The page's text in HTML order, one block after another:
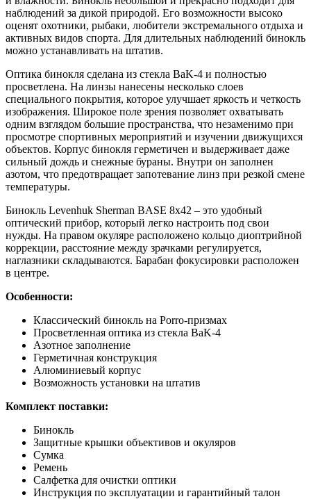
наблюдений за дикой природой. Его возможности высоко
оценят охотники, рыбаки, любители экстремального отдыха и
активных видов спорта. Для длительных наблюдений бинокль
можно устанавливать на штатив.
Оптика бинокля сделана из стекла BaK-4 и полностью
просветлена. На линзы нанесены несколько слоев
специального покрытия, которое улучшает яркость и четкость
изображения. Широкое поле зрения позволяет охватывать
одним взглядом большие пространства, что незаменимо при
просмотре спортивных мероприятий и изучении движущихся
объектов. Корпус бинокля герметичен и выдерживает даже
сильный дождь и снежные бураны. Внутри он заполнен
азотом, что предотвращает запотевание линз при резкой смене
температуры.
Бинокль Levenhuk Sherman BASE 8x42 – это удобный
оптический прибор, который легко настроить под свои
нужды. На правом окуляре расположено кольцо диоптрийной
коррекции, расстояние между зрачками регулируется,
наглазники складываются. Барабан фокусировки расположен
в центре.
Особенности:
Классический бинокль на Porro-призмах
Просветленная оптика из стекла BaK-4
Азотное заполнение
Герметичная конструкция
Алюминиевый корпус
Возможность установки на штатив
Комплект поставки:
Бинокль
Защитные крышки объективов и окуляров
Сумка
Ремень
Салфетка для очистки оптики
Инструкция по эксплуатации и гарантийный талон